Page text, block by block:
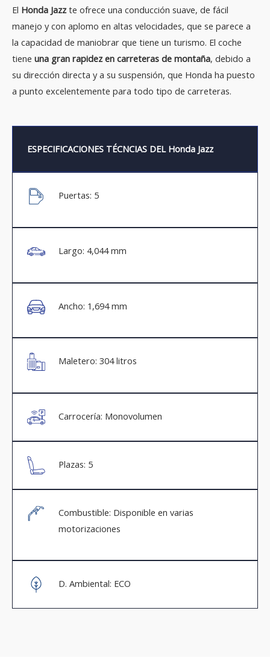
El Honda Jazz te ofrece una conducción suave, de fácil
manejo y con aplomo en altas velocidades, que se parece a
la capacidad de maniobrar que tiene un turismo. El coche
tiene una gran rapidez en carreteras de montaña, debido a
su dirección directa y a su suspensión, que Honda ha puesto
a punto excelentemente para todo tipo de carreteras.
ESPECIFICACIONES TÉCNCIAS DEL Honda Jazz
Puertas: 5
Largo: 4,044 mm
Ancho: 1,694 mm
Maletero: 304 litros
Carrocería: Monovolumen
Plazas: 5
Combustible: Disponible en varias
motorizaciones
D. Ambiental: ECO